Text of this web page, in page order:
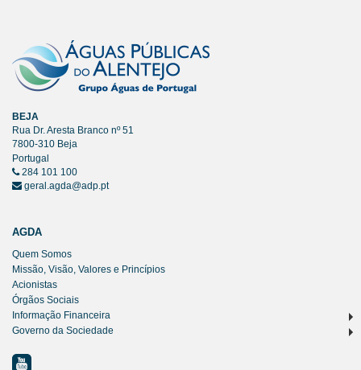
BEJA
Rua Dr. Aresta Branco nº 51
7800-310 Beja
Portugal
284 101 100
geral.agda@adp.pt
AGDA
Quem Somos
Missão, Visão, Valores e Princípios
Acionistas
Órgãos Sociais
Informação Financeira
Governo da Sociedade